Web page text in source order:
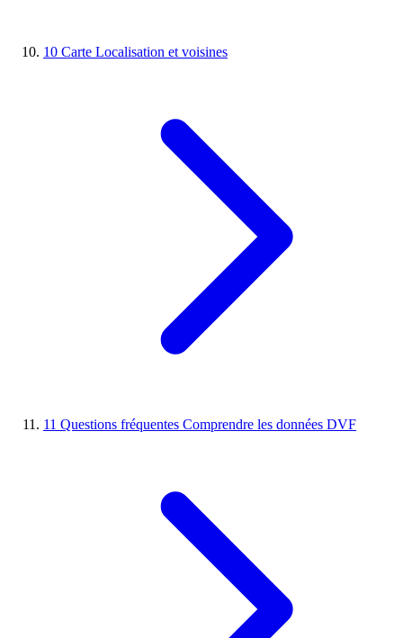
10 Carte Localisation et voisines
11 Questions fréquentes Comprendre les données DVF